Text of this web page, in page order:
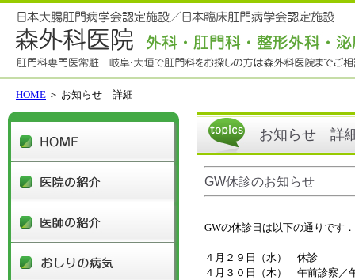
HOME ＞ お知らせ 詳細
お知らせ 詳
GW休診のお知らせ
GWの休診日は以下の通りです．
４月２９日（水） 休診
４月３０日（木） 午前診察／
HOME
医院の紹介